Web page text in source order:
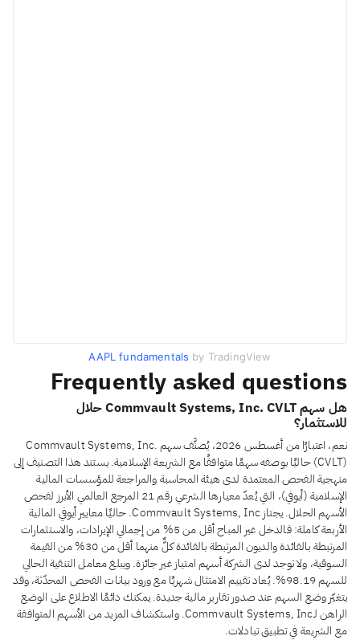
AAPL fundamentals by TradingView
Frequently asked questions
هل سهم Commvault Systems, Inc. CVLT حلال
للاستثمار؟
نعم، اعتبارًا من أغسطس 2026، يُصنَّف سهم Commvault Systems, Inc.
(CVLT) حاليًا بوصفه سهمًا متوافقًا مع الشريعة الإسلامية. يستند هذا التصنيف إلى
منهجية الفحص المعتمدة لدى هيئة المحاسبة والمراجعة للمؤسسات المالية
الإسلامية (أيوفي)، التي يُعدّ معيارها الشرعي رقم 21 المرجع العالمي الأبرز لفحص
الأسهم الحلال. يجتاز Commvault Systems, Inc. حاليًا معايير أيوفي المالية
الأربعة كاملة: فالدخل غير المباح أقل من 5% من إجمالي الإيرادات، والاستثمارات
المرتبطة بالفائدة والديون المرتبطة بالفائدة كلٌّ منهما أقل من 30% من القيمة
السوقية، ولا توجد لدى الشركة أسهم امتياز غير جائزة. ويبلغ معامل التنقية الحالي
للسهم 98.19%. يُعاد تقييم الامتثال شهريًا مع ورود بيانات الفحص المحدّثة، وقد
يتغيّر وضع السهم عند صدور تقارير مالية جديدة. يمكنك دائمًا الاطلاع على الوضع
الراهن لـCommvault Systems, Inc. واستكشاف المزيد من الأسهم المتوافقة
مع الشريعة في تطبيق تبادلات.